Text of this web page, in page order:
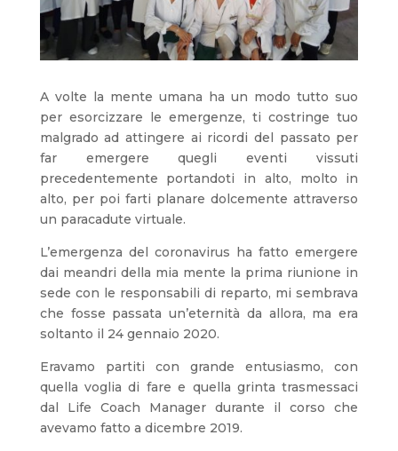
A volte la mente umana ha un modo tutto suo
per esorcizzare le emergenze, ti costringe tuo
malgrado ad attingere ai ricordi del passato per
far emergere quegli eventi vissuti
precedentemente portandoti in alto, molto in
alto, per poi farti planare dolcemente attraverso
un paracadute virtuale.
L’emergenza del coronavirus ha fatto emergere
dai meandri della mia mente la prima riunione in
sede con le responsabili di reparto, mi sembrava
che fosse passata un’eternità da allora, ma era
soltanto il 24 gennaio 2020.
Eravamo partiti con grande entusiasmo, con
quella voglia di fare e quella grinta trasmessaci
dal Life Coach Manager durante il corso che
avevamo fatto a dicembre 2019.